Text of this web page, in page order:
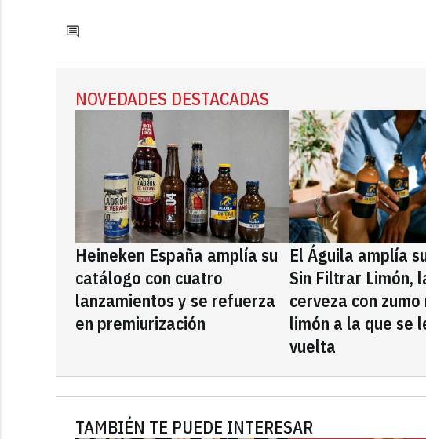
NOVEDADES DESTACADAS
Heineken España amplía su
catálogo con cuatro
lanzamientos y se refuerza
en premiurización
El Águila amplía
Sin Filtrar Limón,
cerveza con
limón a la que se
vuelta
TAMBIÉN TE PUEDE INTERESAR